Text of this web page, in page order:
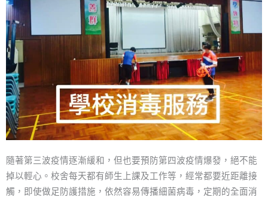
隨著第三波疫情逐漸緩和，但也要預防第四波疫情爆發，絕不能
掉以輕心。校舍每天都有師生上課及工作等，經常都要近距離接
觸，即使做足防護措施，依然容易傳播細菌病毒，定期的全面消